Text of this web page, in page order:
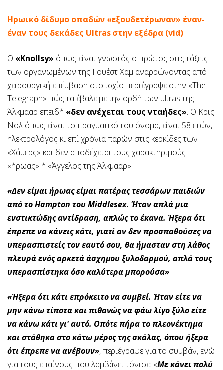
Ηρωικό δίδυμο οπαδών «εξουδετέρωναν» έναν-
έναν τους δεκάδες Ultras στην εξέδρα (vid)
Ο «Knollsy» όπως είναι γνωστός ο πρώτος στις τάξεις
των οργανωμένων της Γουέστ Χαμ αναρρώνοντας από
χειρουργική επέμβαση στο ισχίο περιέγραψε στην «The
Telegraph» πώς τα έβαλε με την ορδή των ultras της
Άλκμααρ επειδή «δεν ανέχεται τους νταήδες». Ο Κρις
Νολ όπως είναι το πραγματικό του όνομα, είναι 58 ετών,
ηλεκτρολόγος κι επί χρόνια παρών στις κερκίδες των
«Χάμερς» και δεν αποδέχεται τους χαρακτηριμούς
«ήρωας» ή «Άγγελος της Άλκμααρ».
«Δεν είμαι ήρωας είμαι πατέρας τεσσάρων παιδιών
από το Hampton του Middlesex. Ήταν απλά μια
ενστικτώδης αντίδραση, απλώς το έκανα. Ήξερα ότι
έπρεπε να κάνεις κάτι, γιατί αν δεν προσπαθούσες να
υπερασπιστείς τον εαυτό σου, θα ήμασταν στη λάθος
πλευρά ενός αρκετά άσχημου ξυλοδαρμού, απλά τους
υπερασπίστηκα όσο καλύτερα μπορούσα».
«Ήξερα ότι κάτι επρόκειτο να συμβεί. Ήταν είτε να
μην κάνω τίποτα και πιθανώς να φάω λίγο ξύλο είτε
να κάνω κάτι γι' αυτό. Οπότε πήρα το πλεονέκτημα
και στάθηκα στο κάτω μέρος της σκάλας, όπου ήξερα
ότι έπρεπε να ανέβουν», περιέγραψε για το συμβάν, ενώ
για τους επαίνους που λαμβάνει τόνισε: «Με κάνει πολύ